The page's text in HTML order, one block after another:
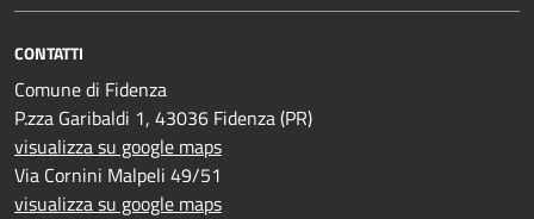
CONTATTI
Comune di Fidenza
P.zza Garibaldi 1, 43036 Fidenza (PR)
visualizza su google maps
Via Cornini Malpeli 49/51
visualizza su google maps